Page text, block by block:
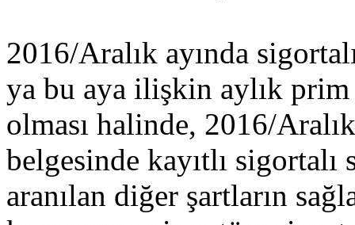
2016/Aralık ayında
ya bu aya ilişkin aylık
olması halinde, 2016/
belgesinde kayıtlı sigortalı
aranılan diğer şartların